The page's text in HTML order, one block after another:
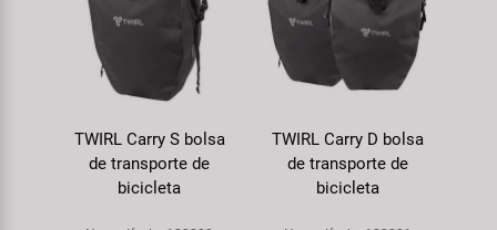
TWIRL Carry S bolsa
de transporte de
bicicleta
TWIRL Carry D bolsa
de transporte de
bicicleta